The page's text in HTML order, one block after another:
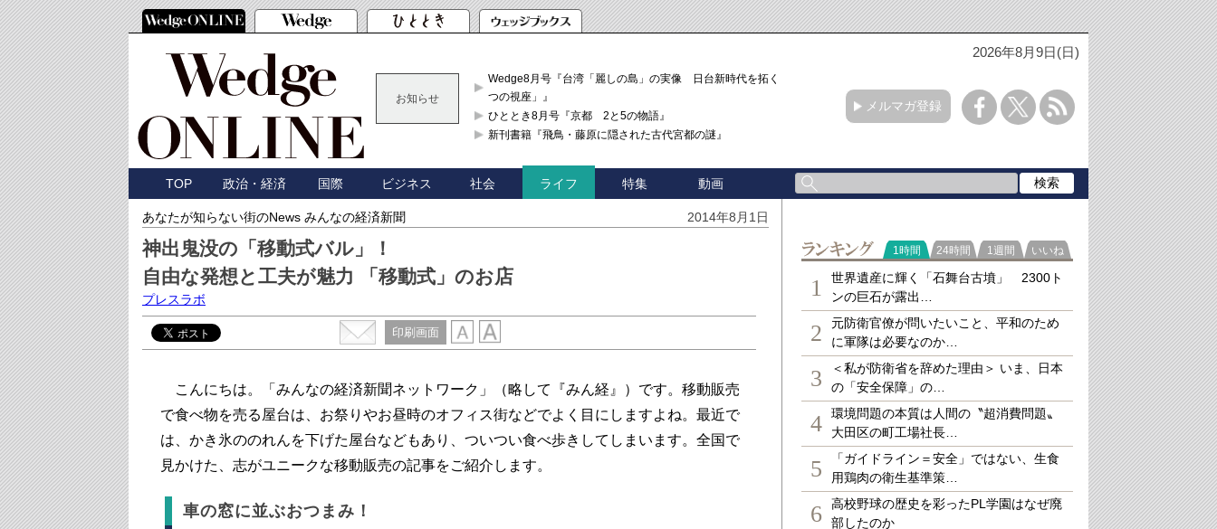
2026年8月9日(日)
お知らせ
Wedge8月号『台湾「麗しの島」の実像 日台新時代を拓く「3
つの視座」』
ひととき8月号『京都 2と5の物語』
新刊書籍『飛鳥・藤原に隠された古代宮都の謎』
メルマガ登録
TOP 政治・経済 国際 ビジネス 社会 ライフ 特集 動画
あなたが知らない街のNews みんなの経済新聞 2014年8月1日
神出鬼没の「移動式バル」！
自由な発想と工夫が魅力 「移動式」のお店
プレスラボ
印刷画面
こんにちは。「みんなの経済新聞ネットワーク」（略して『みん経』）です。移動販売
で食べ物を売る屋台は、お祭りやお昼時のオフィス街などでよく目にしますよね。最近で
は、かき氷ののれんを下げた屋台などもあり、ついつい食べ歩きしてしまいます。全国で
見かけた、志がユニークな移動販売の記事をご紹介します。
車の窓に並ぶおつまみ！
ランキング
1時間 24時間 1週間 いいね
1
世界遺産に輝く「石舞台古墳」 2300ト
ンの巨石が露出…
2
元防衛官僚が問いたいこと、平和のため
に軍隊は必要なのか…
3
＜私が防衛省を辞めた理由＞ いま、日本
の「安全保障」の…
4
環境問題の本質は人間の〝超消費問題〟
大田区の町工場社長…
5
「ガイドライン＝安全」ではない、生食
用鶏肉の衛生基準策…
6
高校野球の歴史を彩ったPL学園はなぜ廃
部したのか